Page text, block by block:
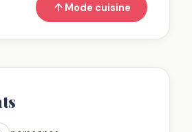
Mode cuisine